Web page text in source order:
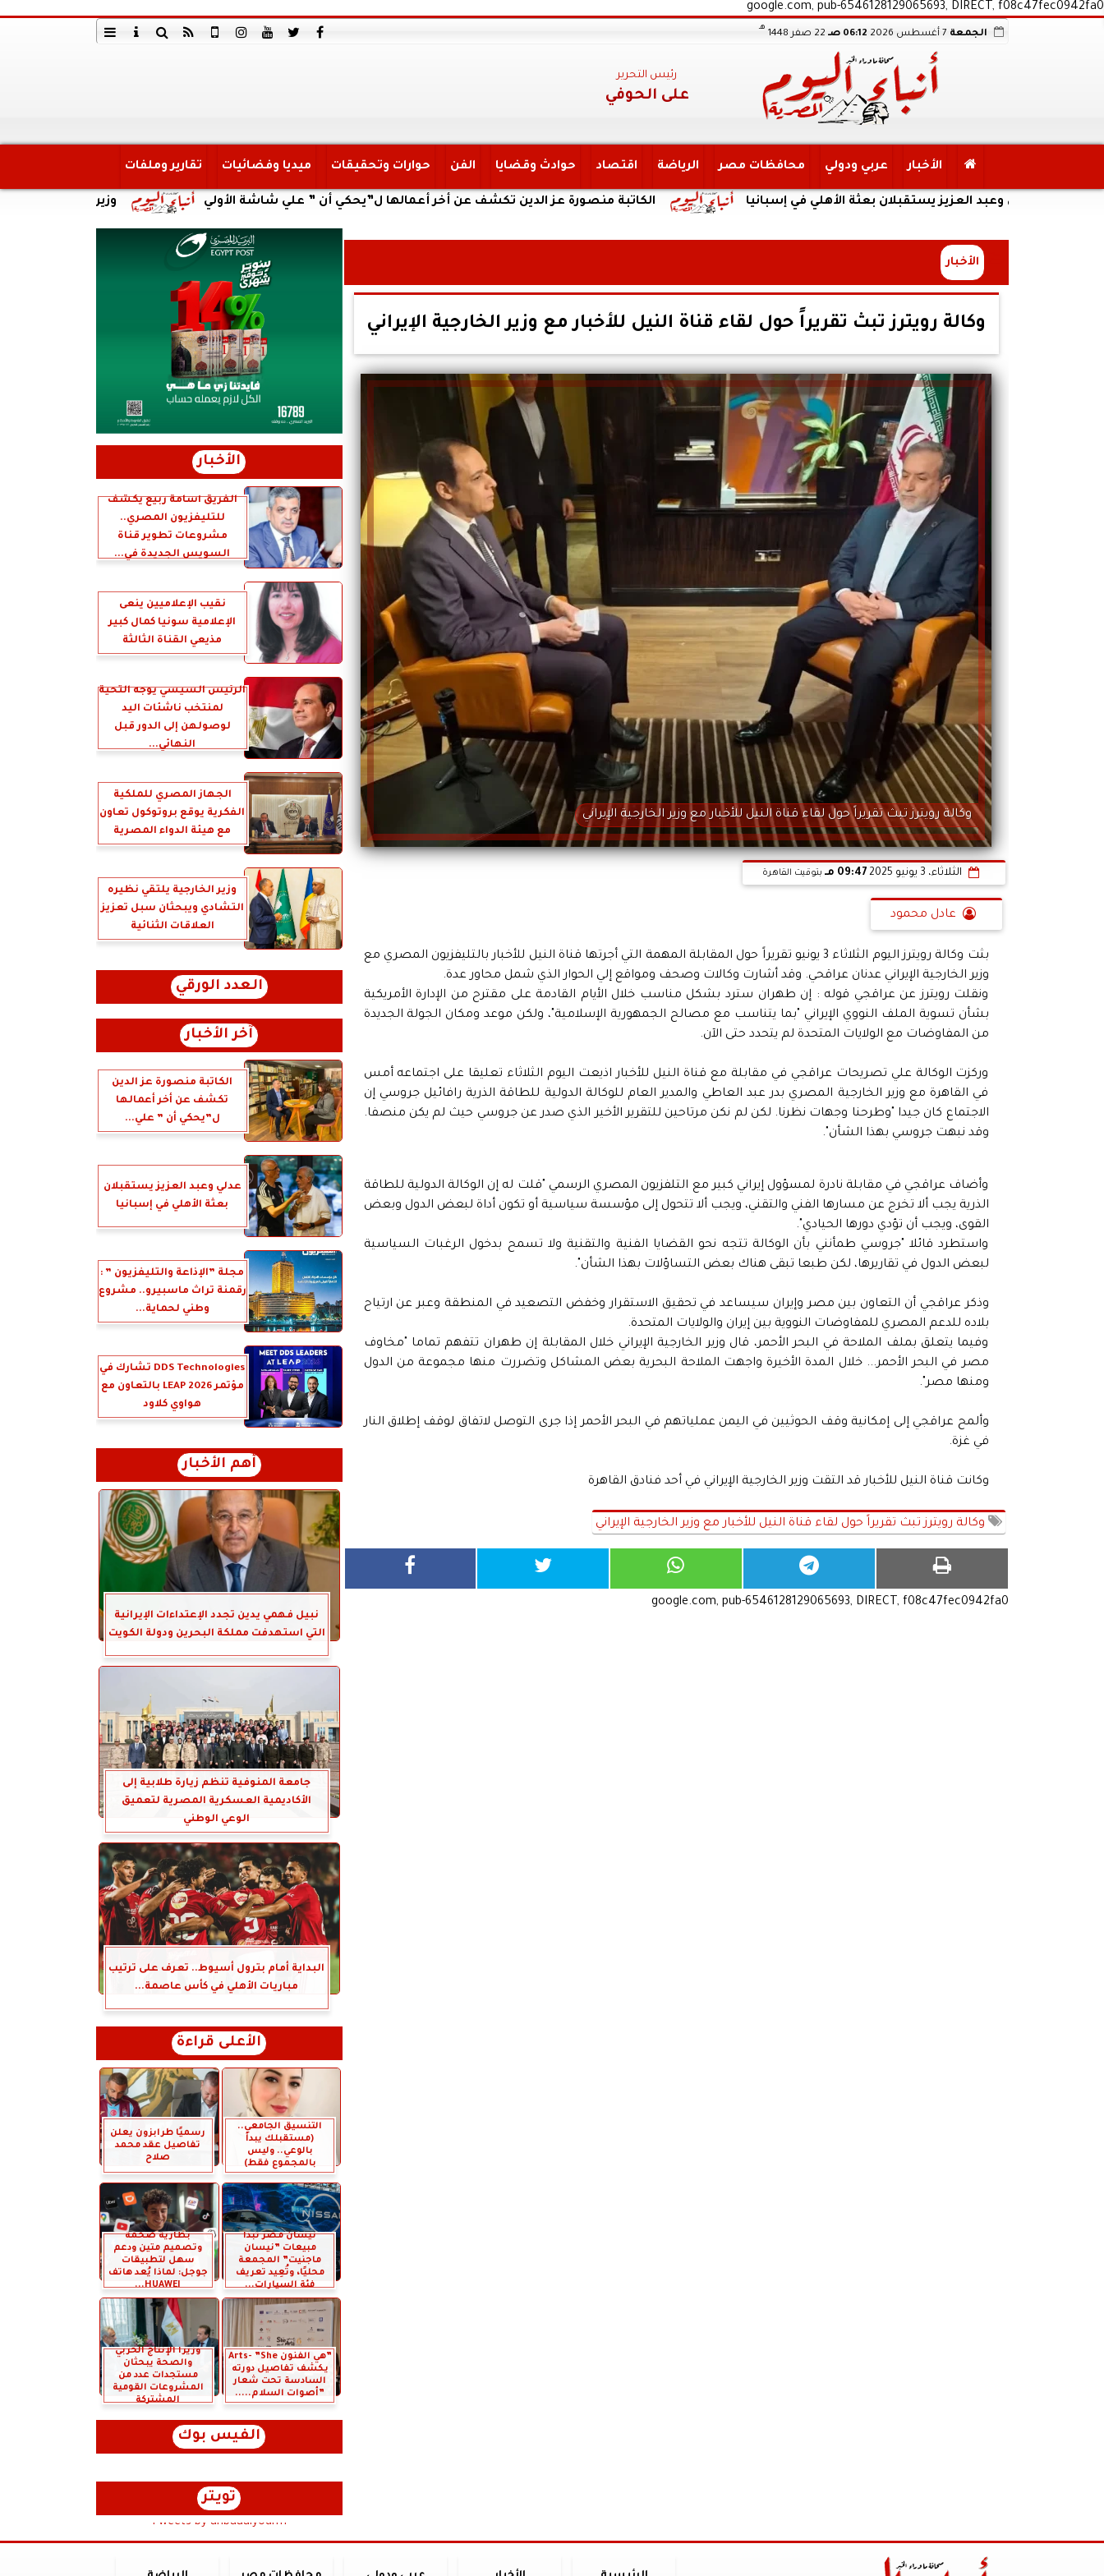
google.com, pub-6546128129065693, DIRECT, f08c47fec0942fa0
الجمعة 06:12 صـ 22 صفر 1448
هـ
رئيس التحرير
على الحوفي
الأخبار عربي ودولي محافظات مصر الرياضة اقتصاد حوادث وقضايا الفن حوارات وتحقيقات ميديا وفضائيات تقارير وملفات
وزير العمل يتابع حادث انقلاب الكاتبة منصورة عز الدين تكشف عن أخر أعمالها ل”يحكي أن ” علي شاشة الأولي عدلي وعبد العزيز يستقبلان بعثة الأهلي في إسبانيا
الأخبار
وكالة رويترز تبث تقريراً حول لقاء قناة النيل للأخبار مع وزير الخارجية الإيراني
وكالة رويترز تبث تقريراً حول لقاء قناة النيل للأخبار مع وزير الخارجية الإيراني
الثلاثاء، 3 يونيو 2025 09:47 مـ بتوقيت القاهرة
عادل محمود
بثت وكالة رويترز اليوم الثلاثاء 3 يونيو تقريراً حول المقابلة المهمة التي أجرتها قناة النيل للأخبار بالتليفزيون المصري مع
وزير الخارجية الإيراني عدنان عراقحي. وقد أشارت وكالات وصحف ومواقع إلي الحوار الذي شمل محاور عدة.
ونقلت رويترز عن عراقجي قوله : إن طهران سترد بشكل مناسب خلال الأيام القادمة على مقترح من الإدارة الأمريكية
بشأن تسوية الملف النووي الإيراني "بما يتناسب مع مصالح الجمهورية الإسلامية"، ولكن موعد ومكان الجولة الجديدة
من المفاوضات مع الولايات المتحدة لم يتحدد حتى الآن.
وركزت الوكالة علي تصريحات عراقجي في مقابلة مع قناة النيل للأخبار اذيعت اليوم الثلاثاء تعليقا على اجتماعه أمس
في القاهرة مع وزير الخارجية المصري بدر عبد العاطي والمدير العام للوكالة الدولية للطاقة الذرية رافائيل جروسي إن
الاجتماع كان جيدا "وطرحنا وجهات نظرنا. لكن لم نكن مرتاحين للتقرير الأخير الذي صدر عن جروسي حيث لم يكن منصفا.
وقد نبهت جروسي بهذا الشأن".
وأضاف عراقجي في مقابلة نادرة لمسؤول إيراني كبير مع التلفزيون المصري الرسمي "قلت له إن الوكالة الدولية للطاقة
الذرية يجب ألا تخرج عن مسارها الفني والتقني، ويجب ألا تتحول إلى مؤسسة سياسية أو تكون أداة لبعض الدول وبعض
القوى، ويجب أن تؤدي دورها الحيادي".
واستطرد قائلا "جروسي طمأنني بأن الوكالة تتجه نحو القضايا الفنية والتقنية ولا تسمح بدخول الرغبات السياسية
لبعض الدول في تقاريرها، لكن طبعا تبقى هناك بعض التساؤلات بهذا الشأن".
وذكر عراقجي أن التعاون بين مصر وإيران سيساعد في تحقيق الاستقرار وخفض التصعيد في المنطقة وعبر عن ارتياح
بلاده للدعم المصري للمفاوضات النووية بين إيران والولايات المتحدة.
وفيما يتعلق بملف الملاحة في البحر الأحمر، قال وزير الخارجية الإيراني خلال المقابلة إن طهران تتفهم تماما "مخاوف
مصر في البحر الأحمر... خلال المدة الأخيرة واجهت الملاحة البحرية بعض المشاكل وتضررت منها مجموعة من الدول
ومنها مصر".
وألمح عراقجي إلى إمكانية وقف الحوثيين في اليمن عملياتهم في البحر الأحمر إذا جرى التوصل لاتفاق لوقف إطلاق النار
في غزة.
وكانت قناة النيل للأخبار قد التقت وزير الخارجية الإيراني في أحد فنادق القاهرة
وكالة رويترز تبث تقريراً حول لقاء قناة النيل للأخبار مع وزير الخارجية الإيراني
google.com, pub-6546128129065693, DIRECT, f08c47fec0942fa0
الأخبار
الفريق أسامة ربيع يكشف
للتليفزيون المصري..
مشروعات تطوير قناة
السويس الجديدة في...
نقيب الإعلاميين ينعى
الإعلامية سونيا كمال كبير
مذيعي القناة الثالثة
الرئيس السيسي يوجه التحية
لمنتخب ناشئات اليد
لوصولهن إلى الدور قبل
النهائي...
الجهاز المصري للملكية
الفكرية يوقع بروتوكول تعاون
مع هيئة الدواء المصرية
وزير الخارجية يلتقي نظيره
التشادي ويبحثان سبل تعزيز
العلاقات الثنائية
العدد الورقي
آخر الأخبار
الكاتبة منصورة عز الدين
تكشف عن أخر أعمالها
ل”يحكي أن ” علي...
عدلي وعبد العزيز يستقبلان
بعثة الأهلي في إسبانيا
مجلة ”الإذاعة والتليفزيون ” :
رقمنة تراث ماسبيرو.. مشروع
وطني لحماية...
DDS Technologies تشارك في
مؤتمر LEAP 2026 بالتعاون مع
هواوي كلاود
أهم الأخبار
نبيل فهمي يدين تجدد الإعتداءات الإيرانية
التي استهدفت مملكة البحرين ودولة الكويت
جامعة المنوفية تنظم زيارة طلابية إلى
الأكاديمية العسكرية المصرية لتعميق
الوعي الوطني
البداية أمام بترول أسيوط.. تعرف على ترتيب
مباريات الأهلي في كأس عاصمة...
الأعلى قراءة
التنسيق الجامعي..
(مستقبلك يبدأ
بالوعي.. وليس
بالمجموع فقط)
رسميًا طرابزون يعلن
تفاصيل عقد محمد
صلاح
نيسان مصر تبدأ
مبيعات ”نيسان
ماجنيت” المجمعة
محليًا، وتُعِيد تعريف
فئة السيارات...
بطارية ضخمة
وتصميم متين ودعم
سهل لتطبيقات
جوجل: لماذا يُعد هاتف
HUAWEI...
”هي الفنون Arts- ”She
يكشف تفاصيل دورته
السادسة تحت شعار
”أصوات السلام.....
وزيرا الإنتاج الحربي
والصحة يبحثان
مستجدات عدد من
المشروعات القومية
المشتركة
الفيس بوك
تويتر
Tweets by anbaaalyoum1